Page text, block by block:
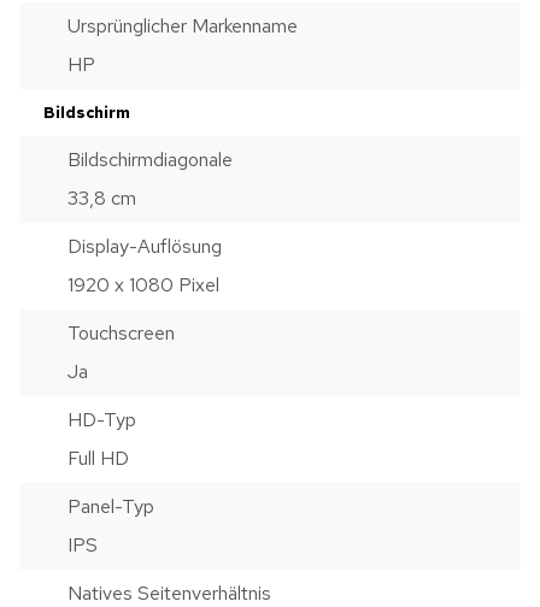
Ursprünglicher Markenname
HP
Bildschirm
Bildschirmdiagonale
33,8 cm
Display-Auflösung
1920 x 1080 Pixel
Touchscreen
Ja
HD-Typ
Full HD
Panel-Typ
IPS
Natives Seitenverhältnis